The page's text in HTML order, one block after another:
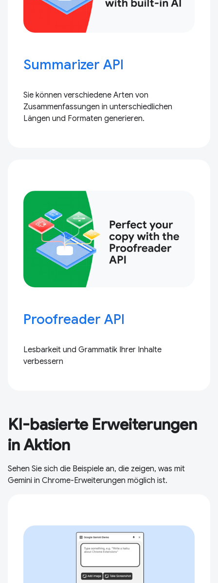
Summarizer API
Sie können verschiedene Arten von
Zusammenfassungen in unterschiedlichen
Längen und Formaten generieren.
Proofreader API
Lesbarkeit und Grammatik Ihrer Inhalte
verbessern
KI-basierte Erweiterungen
in Aktion
Sehen Sie sich die Beispiele an, die zeigen, was mit
Gemini in Chrome-Erweiterungen möglich ist.